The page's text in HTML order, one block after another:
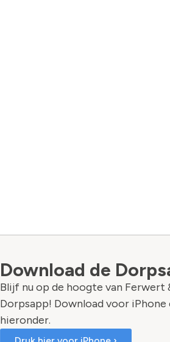
Download de
Blijf nu op de hoogte van Ferwert
Dorpsapp! Download voor
hieronder.